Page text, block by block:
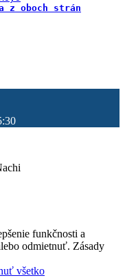
z oboch strán
funkčnosti a
odmietnuť. Zásady
všetko